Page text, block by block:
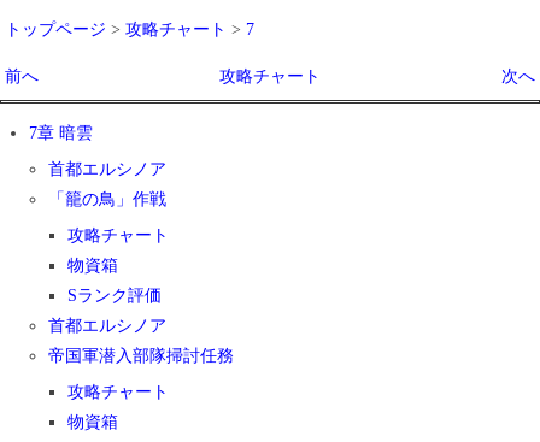
トップページ > 攻略チャート > 7
前へ 次へ
攻略チャート
7章 暗雲
首都エルシノア
「籠の鳥」作戦
攻略チャート
物資箱
Sランク評価
首都エルシノア
帝国軍潜入部隊掃討任務
攻略チャート
物資箱